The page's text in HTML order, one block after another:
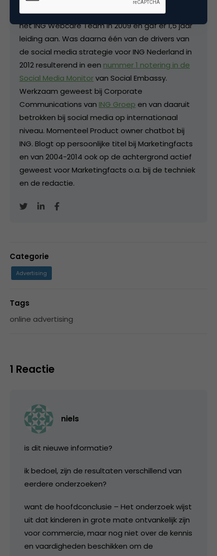
internet in het algemeen. Stond aan de wieg van
het ING Webcare Team in 2009 en gaf er 1,5 jaar
leiding aan. Was daarna één van de drivers van
de social media strategie voor ING Nederland in
2012 resulterend in een nummer 1 notering in de
Social Media Monitorvan Social Embassy.
Werkzaam geweest bij Corporate
Communications van ING Groep en van daaruit
betrokken bij social media op internationaal
niveau. Momenteel Product owner chatbot bij
ING. Blogt op persoonlijke titel bij Marketingfacts
en van 2004-2014 ook op de achtergrond actief
geweest voor Marketingfacts o.a. bij de techniek
en de redactie.
Categorie
Advertising
Tags
online advertising
1 Reactie
niels
is dit nieuwe informatie?
ik bedoel, zijn de resultaten verschillend van
eerdere onderzoeken?
want de hoofdconclusie – Het onderzoek wijst
uit dat kinderen in grote mate ontvankelijk zijn
voor commercie, maar nog niet over de kennis
en vaardigheden beschikken om de